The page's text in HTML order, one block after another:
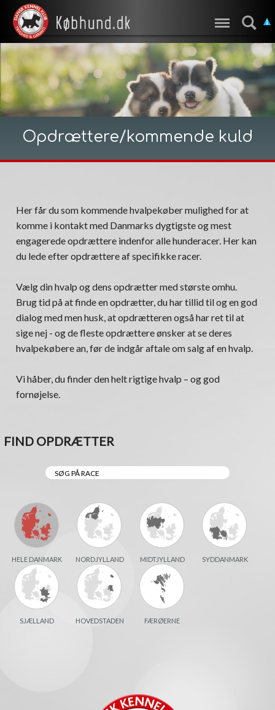
Opdrættere/kommende kuld
Her får du som kommende hvalpekøber mulighed for at
komme i kontakt med Danmarks dygtigste og mest
engagerede opdrættere indenfor alle hunderacer. Her kan
du lede efter opdrættere af specifikke racer.
Vælg din hvalp og dens opdrætter med største omhu.
Brug tid på at finde en opdrætter, du har tillid til og en god
dialog med men husk, at opdrætteren også har ret til at
sige nej - og de fleste opdrættere ønsker at se deres
hvalpekøbere an, før de indgår aftale om salg af en hvalp.
Vi håber, du finder den helt rigtige hvalp – og god
fornøjelse.
FIND OPDRÆTTER
HELE DANMARK NORDJYLLAND MIDTJYLLAND SYDDANMARK
SJÆLLAND HOVEDSTADEN FÆRØERNE